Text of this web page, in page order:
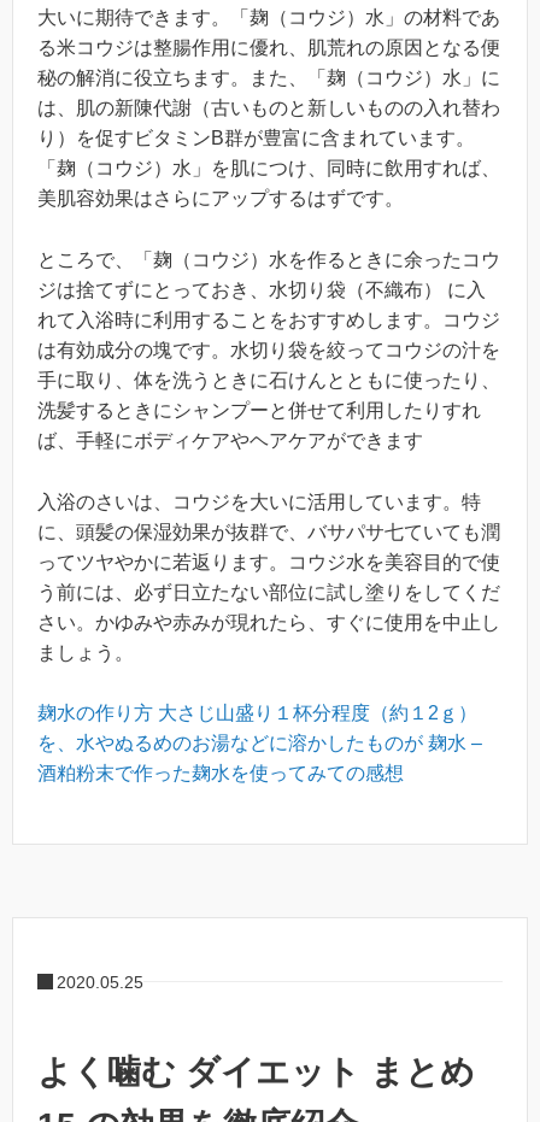
大いに期待できます。「麹（コウジ）水」の材料であ
る米コウジは整腸作用に優れ、肌荒れの原因となる便
秘の解消に役立ちます。また、「麹（コウジ）水」に
は、肌の新陳代謝（古いものと新しいものの入れ替わ
り）を促すビタミンB群が豊富に含まれています。
「麹（コウジ）水」を肌につけ、同時に飲用すれば、
美肌容効果はさらにアップするはずです。
ところで、「麹（コウジ）水を作るときに余ったコウ
ジは捨てずにとっておき、水切り袋（不織布） に入
れて入浴時に利用することをおすすめします。コウジ
は有効成分の塊です。水切り袋を絞ってコウジの汁を
手に取り、体を洗うときに石けんとともに使ったり、
洗髪するときにシャンプーと併せて利用したりすれ
ば、手軽にボディケアやヘアケアができます
入浴のさいは、コウジを大いに活用しています。特
に、頭髪の保湿効果が抜群で、バサパサ七ていても潤
ってツヤやかに若返ります。コウジ水を美容目的で使
う前には、必ず日立たない部位に試し塗りをしてくだ
さい。かゆみや赤みが現れたら、すぐに使用を中止し
ましょう。
麹水の作り方 大さじ山盛り１杯分程度（約１2ｇ）
を、水やぬるめのお湯などに溶かしたものが 麹水 –
酒粕粉末で作った麹水を使ってみての感想
2020.05.25
よく噛む ダイエット まとめ